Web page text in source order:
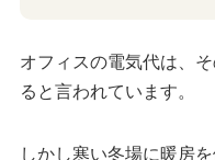
オフィスの電気代は、
ると言われています。
しかし寒い冬場に暖房